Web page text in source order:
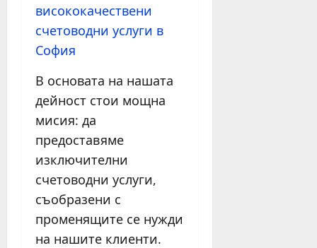
висококачествени
счетоводни услуги в
София
В основата на нашата
дейност стои мощна
мисия: да
предоставяме
изключителни
счетоводни услуги,
съобразени с
променящите се нужди
на нашите клиенти.